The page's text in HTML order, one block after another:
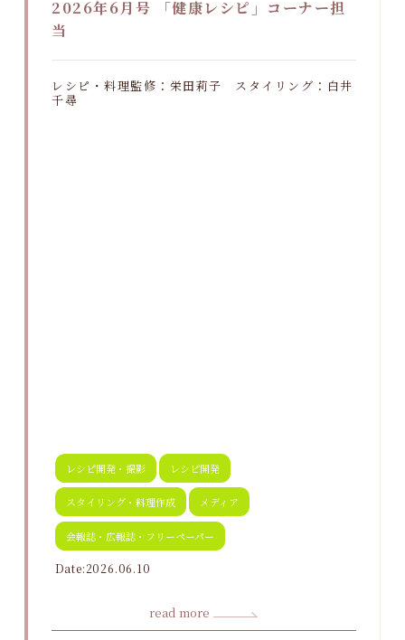
2026年6月号 「健康レシピ」コーナー担
当
レシピ・料理監修：栄田莉子 スタイリング：白井
千尋
レシピ開発・撮影 レシピ開発
スタイリング・料理作成 メディア
会報誌・広報誌・フリーペーパー
Date:2026.06.10
read more